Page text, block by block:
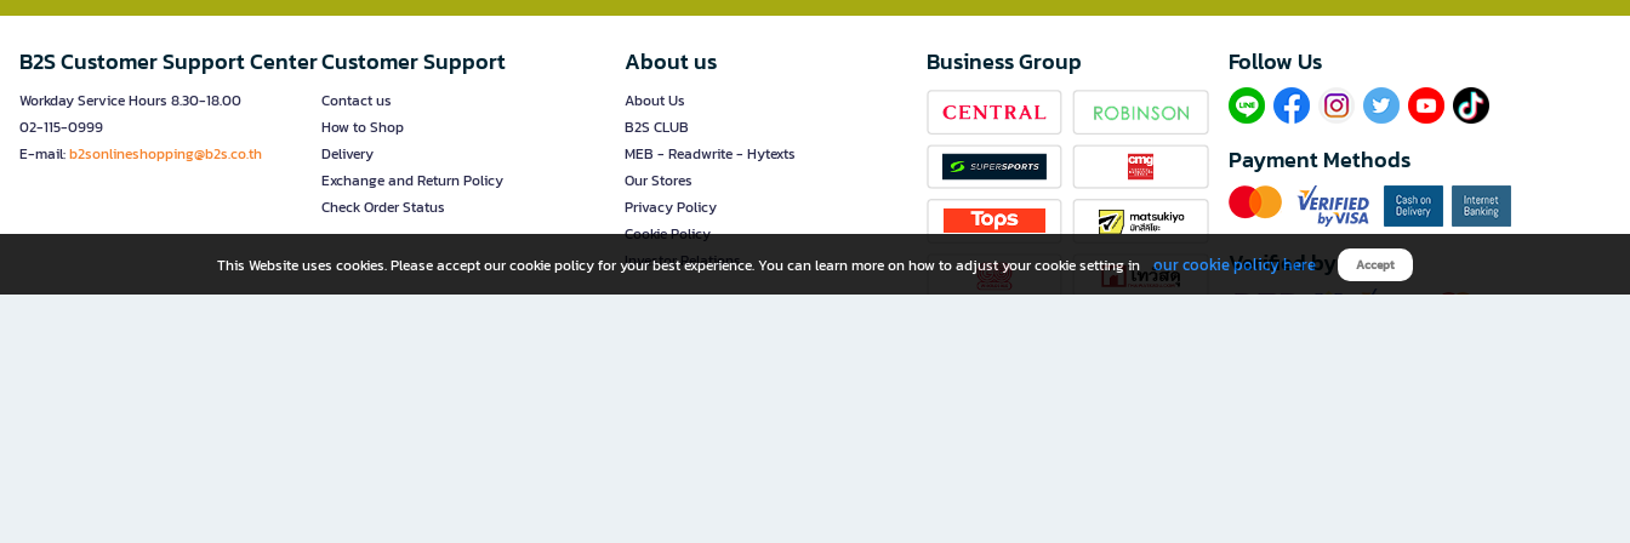
B2S Customer Support Center
Workday Service Hours 8.30-18.00
02-115-0999
E-mail:b2sonlineshopping@b2s.co.th
Customer Support
Contact us
How to Shop
Delivery
Exchange and Return Policy
Check Order Status
About us
About Us
B2S CLUB
MEB - Readwrite - Hytexts
Our Stores
Privacy Policy
Cookie Policy
Investor Relations
Business Group Follow Us​
Payment Methods
Verified by
This Website uses cookies. Please accept our cookie policy for your best experience. You can learn more on how to adjust your cookie setting in our cookie policy here Accept